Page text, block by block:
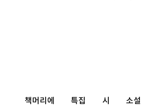
책머리에 특집 시 소설